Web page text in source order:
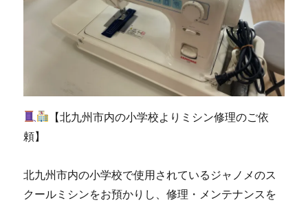
ミ
シ
理
調
整
ご
☆
北
九
【北九州市内の小学校よりミシン修理のご依
頼】
北九州市内の小学校で使用されているジャノメのス
クールミシンをお預かりし、修理・メンテナンスを